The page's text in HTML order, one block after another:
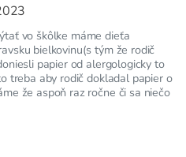
vo škôlke máme dieťa
bielkovinu(s tým že rodič
papier od alergologicky to
treba aby rodič dokladal papier o
že aspoň raz ročne či sa niečo